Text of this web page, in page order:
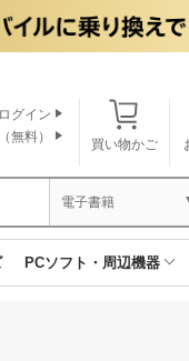
買い物かご
ログイン
無料）
電子書籍
PCソフト・周辺機器